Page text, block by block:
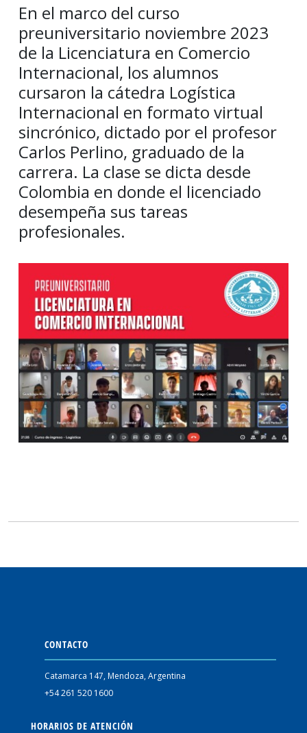
En el marco del curso
preuniversitario noviembre 2023
de la Licenciatura en Comercio
Internacional, los alumnos
cursaron la cátedra Logística
Internacional en formato virtual
sincrónico, dictado por el profesor
Carlos Perlino, graduado de la
carrera. La clase se dicta desde
Colombia en donde el licenciado
desempeña sus tareas
profesionales.
CONTACTO
Catamarca 147, Mendoza, Argentina
+54 261 520 1600
HORARIOS DE ATENCIÓN